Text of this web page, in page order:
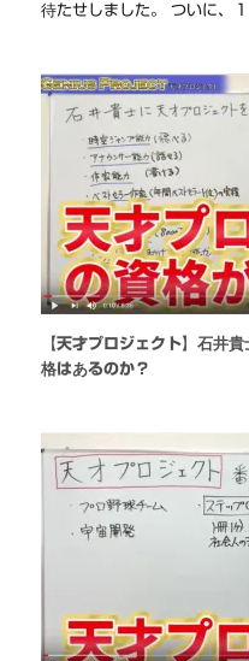
待たせしました。 ついに、
【天才プロジェクト】石井
格はあるのか？